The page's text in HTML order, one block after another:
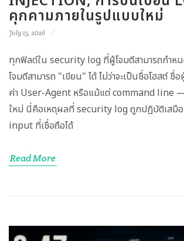
คุกคามภายในรูปแบบใหม่
July 15, 2026
ทุกฟิลด์ใน security log ที่ผู้โจมตีสามารถกำห
โจมตีสามารถ "เขียน" ได้ ไม่ว่าจะเป็นชื่อโฮสต์
ค่า User-Agent หรือแม้แต่ command line —
ใหม่ นี่คือเหตุผลที่ security log ถูกปฏิบัติเสมือ
input ที่เชื่อถือได้
Read More